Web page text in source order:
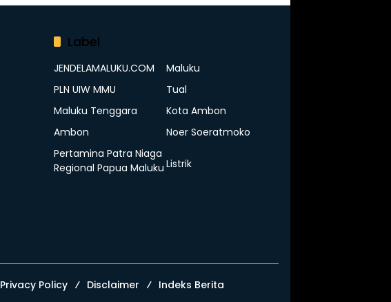
Label
JENDELAMALUKU.COM
Maluku
PLN UIW MMU
Tual
Maluku Tenggara
Kota Ambon
Ambon
Noer Soeratmoko
Pertamina Patra Niaga
Regional Papua Maluku Listrik
Privacy Policy Disclaimer Indeks Berita